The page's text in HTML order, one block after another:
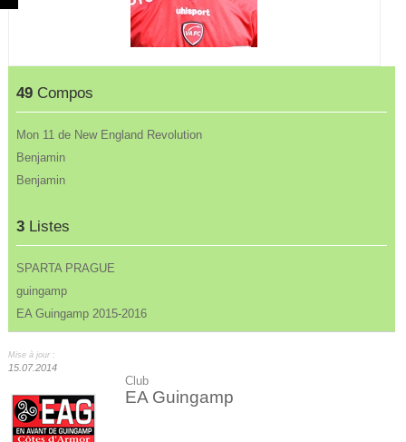
49 Compos
Mon 11 de New England Revolution
Benjamin
Benjamin
3 Listes
SPARTA PRAGUE
guingamp
EA Guingamp 2015-2016
Mise à jour :
15.07.2014
Club
EA Guingamp